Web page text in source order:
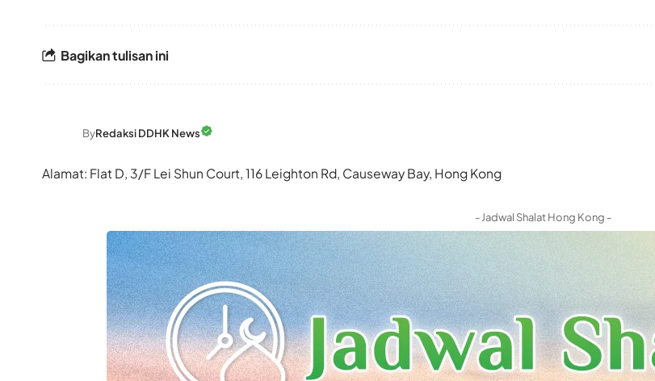
Bagikan tulisan ini
ByRedaksi DDHK News
Alamat: Flat D, 3/F Lei Shun Court, 116 Leighton Rd, Causeway Bay, Hong Kong
- Jadwal Shalat Hong Kong -